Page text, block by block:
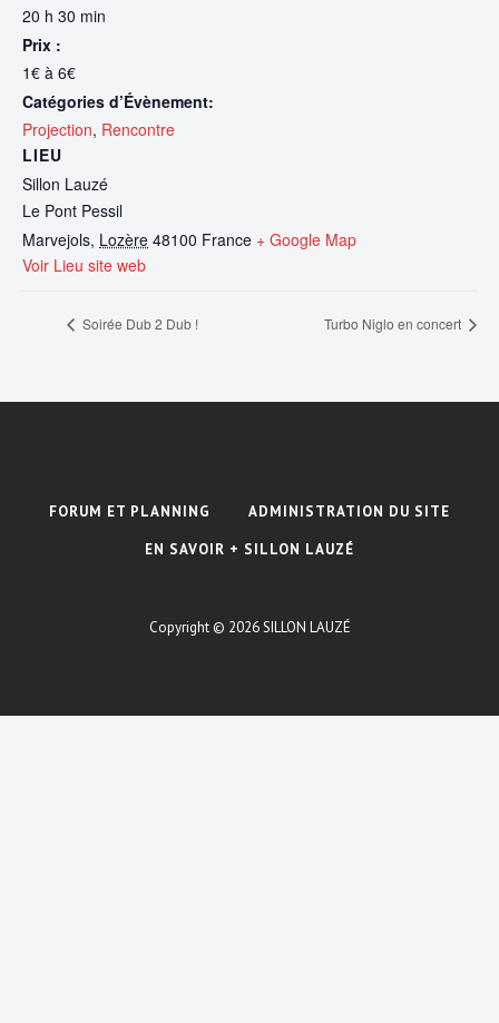
20 h 30 min
Prix :
1€ à 6€
Catégories d’Évènement:
Projection, Rencontre
LIEU
Sillon Lauzé
Le Pont Pessil
Marvejols, Lozère 48100 France + Google Map
Voir Lieu site web
Soirée Dub 2 Dub ! Turbo Niglo en concert
FORUM ET PLANNING
ADMINISTRATION DU SITE
EN SAVOIR + SILLON LAUZÉ
Copyright © 2026SILLON LAUZÉ